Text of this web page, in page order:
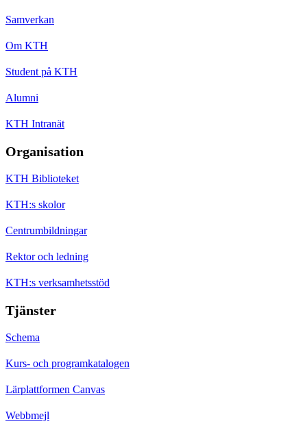
Samverkan
Om KTH
Student på KTH
Alumni
KTH Intranät
Organisation
KTH Biblioteket
KTH:s skolor
Centrumbildningar
Rektor och ledning
KTH:s verksamhetsstöd
Tjänster
Schema
Kurs- och programkatalogen
Lärplattformen Canvas
Webbmejl